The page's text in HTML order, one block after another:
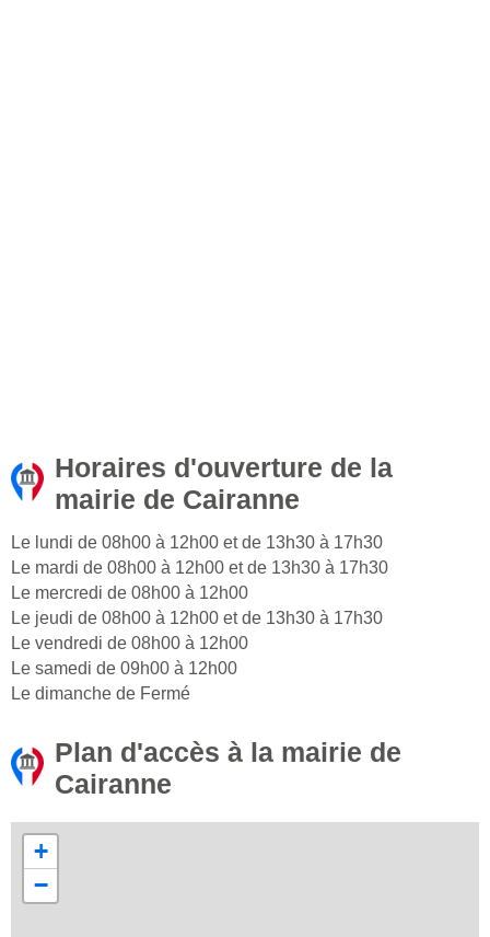
Horaires d'ouverture de la
mairie de Cairanne
Le lundi de 08h00 à 12h00 et de 13h30 à 17h30
Le mardi de 08h00 à 12h00 et de 13h30 à 17h30
Le mercredi de 08h00 à 12h00
Le jeudi de 08h00 à 12h00 et de 13h30 à 17h30
Le vendredi de 08h00 à 12h00
Le samedi de 09h00 à 12h00
Le dimanche de Fermé
Plan d'accès à la mairie de
Cairanne
+
−